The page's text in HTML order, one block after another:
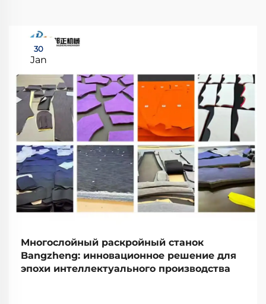
30
Jan
Многослойный раскройный станок
Bangzheng: инновационное решение для
эпохи интеллектуального производства